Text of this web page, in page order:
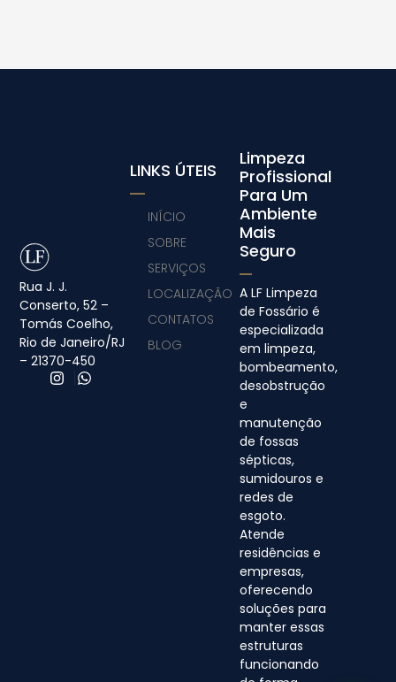
Rua J. J.
Conserto, 52 –
Tomás Coelho,
Rio de Janeiro/RJ
– 21370-450
Limpeza
Profissional
Para Um
Ambiente
Mais
Seguro
A LF Limpeza
de Fossário é
especializada
em limpeza,
bombeamento,
desobstrução
e
manutenção
de fossas
sépticas,
sumidouros e
redes de
esgoto.
Atende
residências e
empresas,
oferecendo
soluções para
manter essas
estruturas
funcionando
LINKS ÚTEIS
INÍCIO
SOBRE
SERVIÇOS
LOCALIZAÇÃO
CONTATOS
BLOG